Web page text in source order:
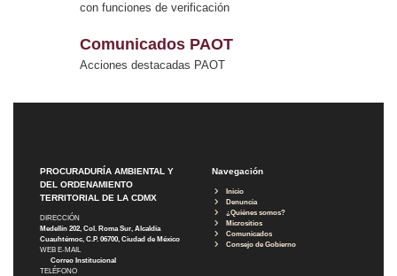
con funciones de verificación
Comunicados PAOT
Acciones destacadas PAOT
PROCURADURÍA AMBIENTAL Y
DEL ORDENAMIENTO
TERRITORIAL DE LA CDMX
DIRECCIÓN
Medellín 202, Col. Roma Sur, Alcaldía
Cuauhtémoc, C.P. 06700, Ciudad de México
WEB E-MAIL
Correo Institucional
TELÉFONO
Navegación
Inicio
Denuncia
¿Quiénes somos?
Micrositios
Comunicados
Consejo de Gobierno